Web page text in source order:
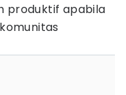
produktif apabila